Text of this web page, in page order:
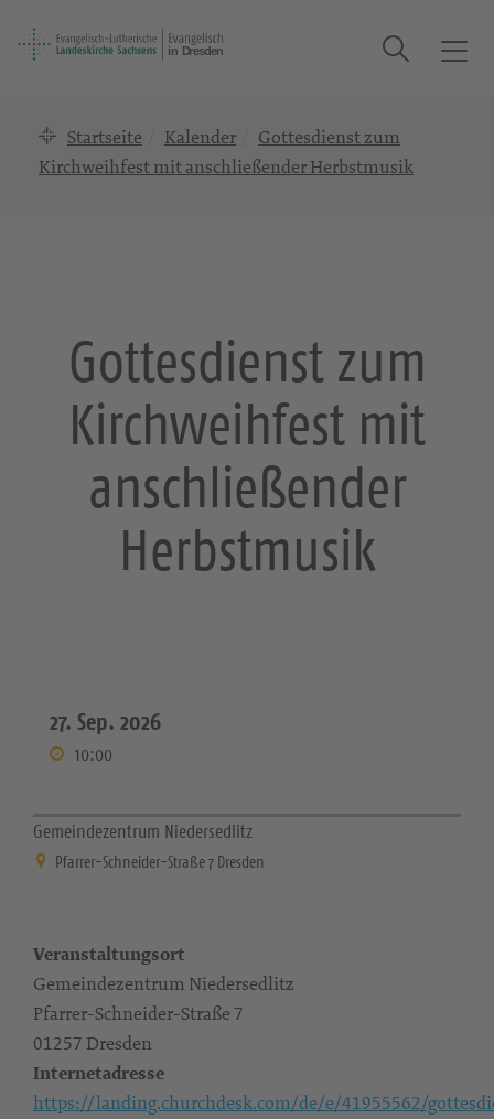
T
Suche
Startseite Kalender
Gottesdienst zum
Kirchweihfest mit anschließender Herbstmusik
Gottesdienst zum
Kirchweihfest mit
anschließender
Herbstmusik
27. Sep. 2026
10:00
Gemeindezentrum Niedersedlitz
Pfarrer-Schneider-Straße 7 Dresden
Veranstaltungsort
Gemeindezentrum Niedersedlitz
Pfarrer-Schneider-Straße 7
01257 Dresden
Internetadresse
https://landing.churchdesk.com/de/e/41955562/